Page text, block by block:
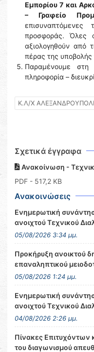
Εμπορίου 7 και
– Γραφείο
επισυναπτόμενες
προσφοράς. Όλες
αξιολογηθούν από
πέρας της υποβολής
Παραμένουμε στη
πληροφορία –
Κ.Λ/Χ
Σχετικά έγγραφα
Ανακοίνωση -
PDF - 517,2 KB
Ανακοινώσεις
Ενημερωτική
ανοιχτού Τεχνικού
05/08/2026 3:34 μμ.
Προκήρυξη ανοικτού
επαναληπτικού
05/08/2026 1:24 μμ.
Ενημερωτική
ανοιχτού Τεχνικού
04/08/2026 2:26 μμ.
Πίνακες
του διαγωνισμού